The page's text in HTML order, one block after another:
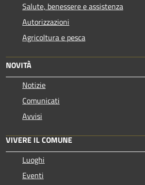
Salute, benessere e assistenza
Autorizzazioni
Agricoltura e pesca
NOVITÀ
Notizie
Comunicati
Avvisi
VIVERE IL COMUNE
Luoghi
Eventi